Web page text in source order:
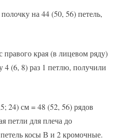
на 44 (50, 56) петель,
края (в лицевом ряду)
4 (6, 8) раз 1 петлю, получили
24) см = 48 (52, 56) рядов
петли для плеча до
косы В и 2 кромочные.